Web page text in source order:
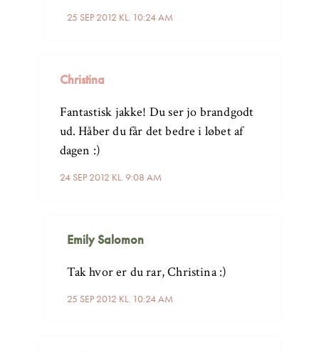
25 SEP 2012 KL. 10:24 AM
Christina
24 SEP 2012 KL. 9:08 AM
Fantastisk jakke! Du ser jo brandgodt
ud. Håber du får det bedre i løbet af
dagen :)
Emily Salomon
25 SEP 2012 KL. 10:24 AM
Tak hvor er du rar, Christina :)